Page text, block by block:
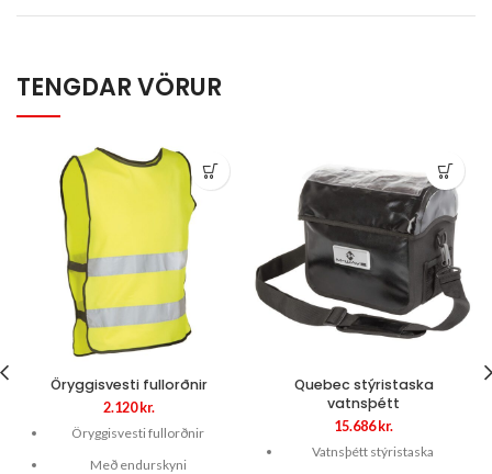
TENGDAR VÖRUR
Öryggisvesti fullorðnir
2.120 kr.
Öryggisvesti fullorðnir
Með endurskyni
Quebec stýristaska
vatnsþétt
15.686 kr.
Vatnsþétt stýristaska